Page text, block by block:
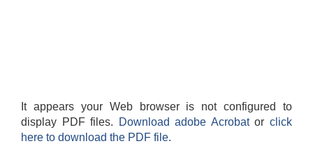
It appears your Web browser is not configured to
display PDF files.
Download adobe Acrobatorclick
here to download the PDF file.